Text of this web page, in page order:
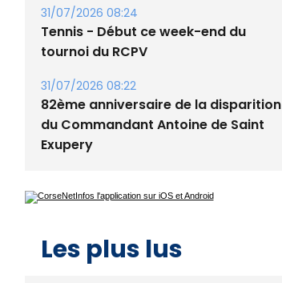
31/07/2026 08:24
Tennis - Début ce week-end du
tournoi du RCPV
31/07/2026 08:22
82ème anniversaire de la disparition
du Commandant Antoine de Saint
Exupery
Les plus lus